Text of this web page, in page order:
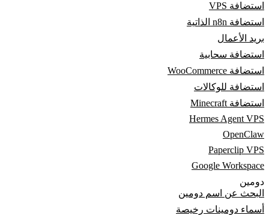
استضافة VPS
استضافة n8n الذاتية
بريد الأعمال
استضافة سحابية
استضافة WooCommerce
استضافة للوكالات
استضافة Minecraft
Hermes Agent VPS
OpenClaw
Paperclip VPS
Google Workspace
دومين
البحث عن اسم دومين
أسماء دومينات رخيصة